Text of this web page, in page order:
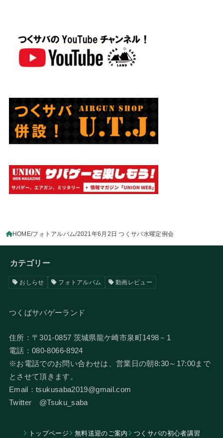
HOME フォトアルバム 2021年6月2日 つくサバ水曜定例会
カテゴリー
おしらせ フォトアルバム 動画レビュー
つくばサバゲーランド
住所：〒301-0857 茨城県龍ケ崎市泉町1498－1
電話：080-8066-8924
​※お電話でのお問い合わせは、営業日の朝8:30～17:00まで
とさせて頂きます。
Email：tsukusaba2019@gmail.com
​Twitter @Tsuku_saba
トップページ 無料送迎のご案内 つくサバの初心者講習